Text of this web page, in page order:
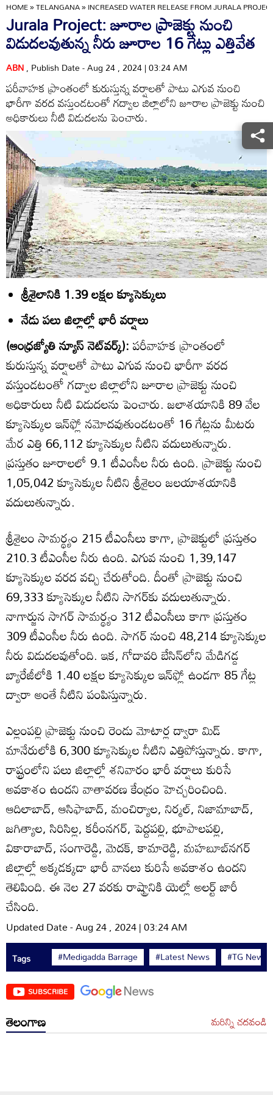
HOME»TELANGANA»INCREASED WATER RELEASE FROM JURALA
Jurala Project: జూరాల ప్రాజెక్టు నుంచి
విడుదలవుతున్న నీరు జూరాల 16 గేట్లు ఎత్తివేత
ABN, Publish Date - Aug 24 , 2024 | 03:24 AM
పరీవాహక ప్రాంతంలో కురుస్తున్న వర్షాలతో పాటు ఎగువ నుంచి
భారీగా వరద వస్తుండటంతో గద్వాల జిల్లాలోని జూరాల ప్రాజెక్టు నుంచి
అధికారులు నీటి విడుదలను పెంచారు.
శ్రీశైలానికి 1.39 లక్షల క్యూసెక్కులు
నేడు పలు జిల్లాల్లో భారీ వర్షాలు
(ఆంధ్రజ్యోతి న్యూస్‌ నెట్‌వర్క్‌):పరీవాహక ప్రాంతంలో
కురుస్తున్న వర్షాలతో పాటు ఎగువ నుంచి భారీగా వరద
వస్తుండటంతో గద్వాల జిల్లాలోని జూరాల ప్రాజెక్టు నుంచి
అధికారులు నీటి విడుదలను పెంచారు. జలాశయానికి 89 వేల
క్యూసెక్కుల ఇన్‌ఫ్లో నమోదవుతుండటంతో 16 గేట్లను మీటరు
మేర ఎత్తి 66,112 క్యూసెక్కుల నీటిని వదులుతున్నారు.
ప్రస్తుతం జూరాలలో 9.1 టీఎంసీల నీరు ఉంది. ప్రాజెక్టు నుంచి
1,05,042 క్యూసెక్కుల నీటిని శ్రీశైలం జలయాశయానికి
వదులుతున్నారు.
శ్రీశైలం సామర్థ్యం 215 టీఎంసీలు కాగా, ప్రాజెక్టులో ప్రస్తుతం
210.3 టీఎంసీల నీరు ఉంది. ఎగువ నుంచి 1,39,147
క్యూసెక్కుల వరద వచ్చి చేరుతోంది. దీంతో ప్రాజెక్టు నుంచి
69,333 క్యూసెక్కుల నీటిని సాగర్‌కు వదులుతున్నారు.
నాగార్జున సాగర్‌ సామర్థ్యం 312 టీఎంసీలు కాగా ప్రస్తుతం
309 టీఎంసీల నీరు ఉంది. సాగర్‌ నుంచి 48,214 క్యూసెక్కుల
నీరు విడుదలవుతోంది. ఇక, గోదావరి బేసిన్‌లోని మేడిగడ్డ
బ్యారేజీలోకి 1.40 లక్షల క్యూసెక్కుల ఇన్‌ఫ్లో ఉండగా 85 గేట్ల
ద్వారా అంతే నీటిని పంపిస్తున్నారు.
ఎల్లంపల్లి ప్రాజెక్టు నుంచి రెండు మోటార్ల ద్వారా మిడ్‌
మానేరులోకి 6,300 క్యూసెక్కుల నీటిని ఎత్తిపోస్తున్నారు. కాగా,
రాష్ట్రంలోని పలు జిల్లాల్లో శనివారం భారీ వర్షాలు కురిసే
అవకాశం ఉందని వాతావరణ కేంద్రం హెచ్చరించింది.
ఆదిలాబాద్‌, ఆసిఫాబాద్‌, మంచిర్యాల, నిర్మల్‌, నిజామాబాద్‌,
జగిత్యాల, సిరిసిల్ల, కరీంనగర్‌, పెద్దపల్లి, భూపాలపల్లి,
వికారాబాద్‌, సంగారెడ్డి, మెదక్‌, కామారెడ్డి, మహబూబ్‌నగర్‌
జిల్లాల్లో అక్కడక్కడా భారీ వానలు కురిసే అవకాశం ఉందని
తెలిపింది. ఈ నెల 27 వరకు రాష్ట్రానికి యెల్లో అలర్ట్‌ జారీ
చేసింది.
Updated Date - Aug 24 , 2024 | 03:24 AM
Tags #Medigadda Barrage #Latest News #TG News
SUBSCRIBE
తెలంగాణ మరిన్ని చదవండి